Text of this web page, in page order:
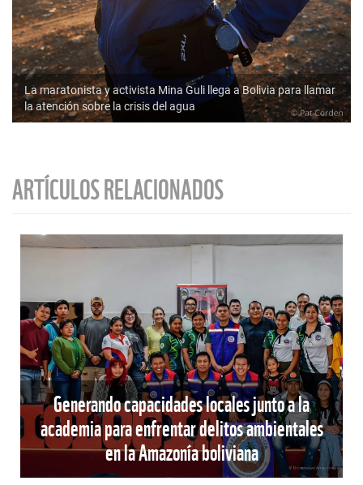
La maratonista y activista Mina Guli llega a Bolivia para llamar
la atención sobre la crisis del agua
ARTÍCULOS RELACIONADOS
Generando capacidades locales junto a la
academia para enfrentar delitos ambientales
en la Amazonía boliviana